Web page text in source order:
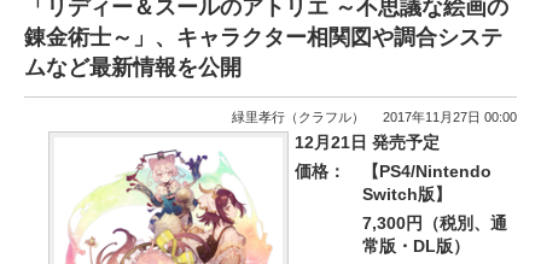
「リディー＆スールのアトリエ ～不思議な絵画の
錬金術士～」、キャラクター相関図や調合システ
ムなど最新情報を公開
緑里孝行（クラフル） 2017年11月27日 00:00
12月21日 発売予定
価格：
【PS4/Nintendo
Switch版】
7,300円（税別、通
常版・DL版）